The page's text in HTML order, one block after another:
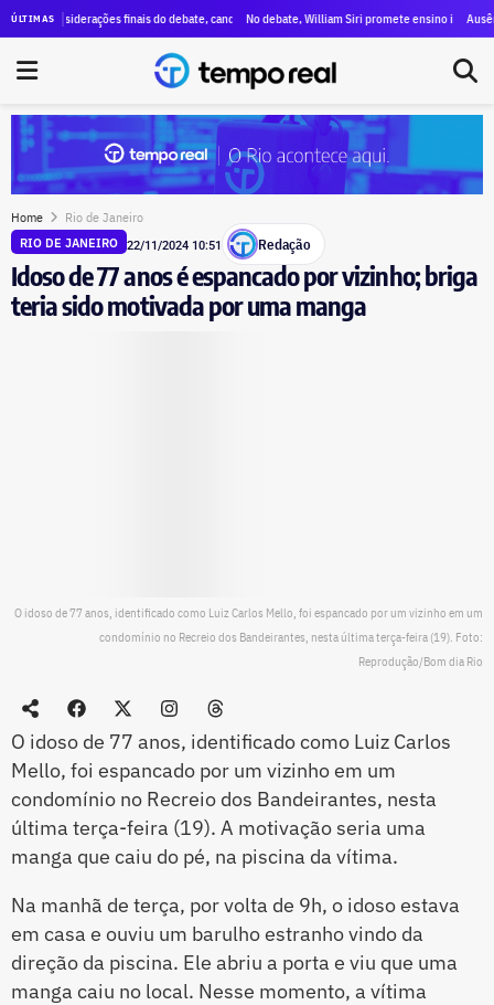
ÚLTIMASa Paes, menções a Bacellar e propostas para segurança e educação
finais do debate, candidatos destacam propostas, citam mudanças e voltam a
No debate, William Siri promete ensino integral nas
Ausência de
Home Rio de Janeiro
RIO DE JANEIRO 22/11/2024 10:51 Redação
Idoso de 77 anos é espancado por vizinho; briga
teria sido motivada por uma manga
O idoso de 77 anos, identificado como Luiz Carlos Mello, foi espancado por um vizinho em um
condomínio no Recreio dos Bandeirantes, nesta última terça-feira (19). Foto:
Reprodução/Bom dia Rio
O idoso de 77 anos, identificado como Luiz Carlos
Mello, foi espancado por um vizinho em um
condomínio no Recreio dos Bandeirantes, nesta
última terça-feira (19). A motivação seria uma
manga que caiu do pé, na piscina da vítima.
Na manhã de terça, por volta de 9h, o idoso estava
em casa e ouviu um barulho estranho vindo da
direção da piscina. Ele abriu a porta e viu que uma
manga caiu no local. Nesse momento, a vítima